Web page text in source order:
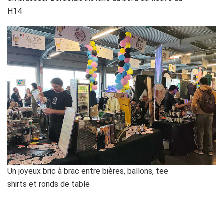
H14
Un joyeux bric à brac entre bières, ballons, tee
shirts et ronds de table